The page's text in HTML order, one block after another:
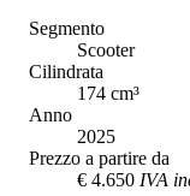
Segmento
Scooter
Cilindrata
174 cm³
Anno
2025
Prezzo a partire da
€ 4.650 IVA